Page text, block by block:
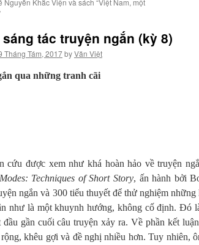
Nguyễn Khắc Viện và sách “Việt Nam, một
tác truyện ngắn (kỳ 8)
Tháng Tám, 2017byVăn Việt
qua những tranh cãi
cứu được xem như khá hoàn hảo về truyện
Techniques of Short Story, ấn hành bởi
ngắn và 300 tiểu thuyết để thử nghiệm
như là một khuynh hướng, không cố định. Đó
đầu gần cuối câu truyện xảy ra. Về phần kết
khêu gợi và đề nghị nhiều hơn. Tuy nhiên,